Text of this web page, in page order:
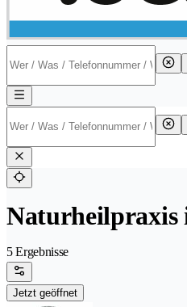
Naturheilpraxis
5 Ergebnisse
Jetzt geöffnet